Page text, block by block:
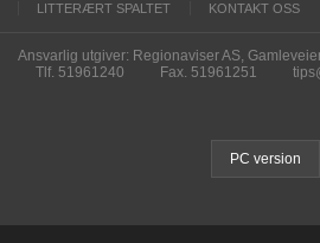
LITTERÆRT SPALTET
KONTAKT OSS
Ansvarlig utgiver: Regionaviser AS,
Tlf. 51961240
Fax. 51961251
PC version